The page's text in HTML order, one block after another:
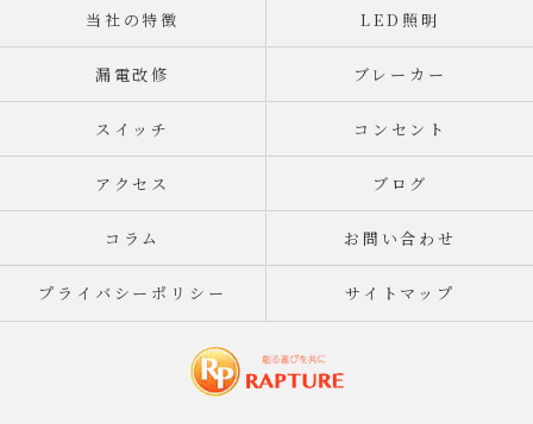
当社の特徴 LED照明
漏電改修 ブレーカー
スイッチ コンセント
アクセス ブログ
コラム お問い合わせ
プライバシーポリシー サイトマップ